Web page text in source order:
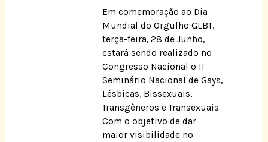
Em comemoração ao Dia
Mundial do Orgulho GLBT,
terça-feira, 28 de Junho,
estará sendo realizado no
Congresso Nacional o II
Seminário Nacional de Gays,
Lésbicas, Bissexuais,
Transgêneros e Transexuais.
Com o objetivo de dar
maior visibilidade no